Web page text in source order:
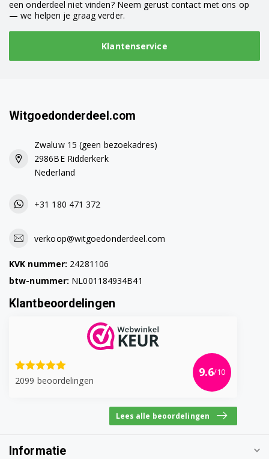
91400208701
91400208801
91400208901
91400209002
91400209202
91400209303
91400209304
91400209601
91400209702
91400209903
een onderdeel niet vinden? Neem gerust contact met ons op
— we helpen je graag verder.
Klantenservice
Witgoedonderdeel.com
Zwaluw 15 (geen bezoekadres)
2986BE Ridderkerk
Nederland
+31 180 471 372
verkoop@witgoedonderdeel.com
KVK nummer: 24281106
btw-nummer: NL001184934B41
Klantbeoordelingen
2099 beoordelingen
9.6/10
Lees alle beoordelingen
Informatie